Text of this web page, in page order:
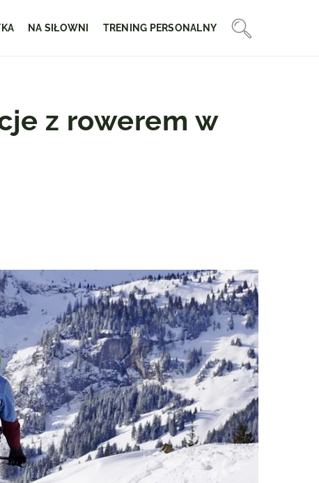
NA SIŁOWNI TRENING PERSONALNY
z rowerem w